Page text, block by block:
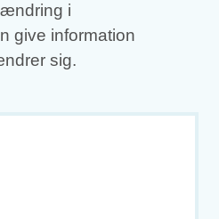
i
give information
sig.